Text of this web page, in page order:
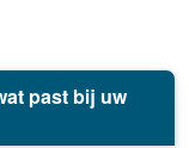
past bij uw